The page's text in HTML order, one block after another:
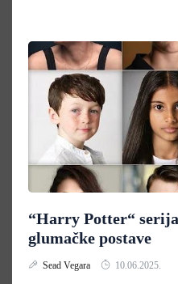
“Harry Potter“
glumačke postave
Sead Vegara 10.06.2025.